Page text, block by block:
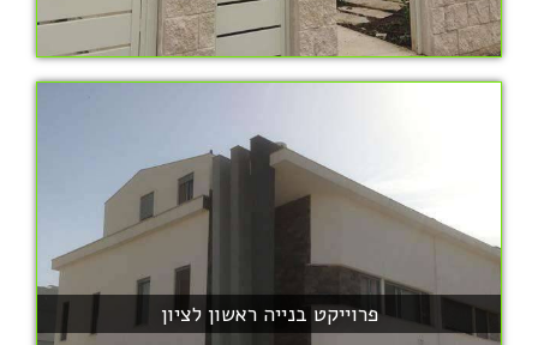
פרוייקט בנייה ראשון לציון